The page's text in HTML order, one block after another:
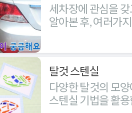
세차장에 관심을
알아본 후, 여러가
탈것 스텐실
다양한 탈것의 모
스텐실 기법을 활